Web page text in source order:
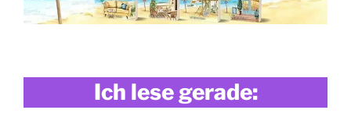
Ich lese gerade: